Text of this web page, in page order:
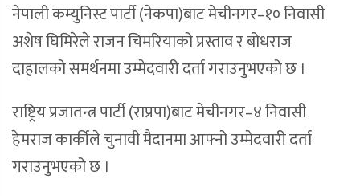
नेपाली कम्युनिस्ट पार्टी (नेकपा)बाट मेचीनगर–१० निवासी
अशेष घिमिरेले राजन चिमरियाको प्रस्ताव र बोधराज
दाहालको समर्थनमा उम्मेदवारी दर्ता गराउनुभएको छ ।
राष्ट्रिय प्रजातन्त्र पार्टी (राप्रपा)बाट मेचीनगर–४ निवासी
हेमराज कार्कीले चुनावी मैदानमा आफ्नो उम्मेदवारी दर्ता
गराउनुभएको छ ।